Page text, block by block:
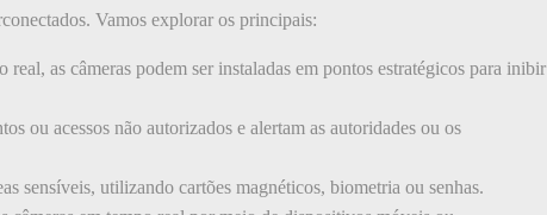
Vamos explorar os principais:
as câmeras podem ser instaladas em pontos estratégicos para inibir
ou acessos não autorizados e alertam as autoridades ou os
sensíveis, utilizando cartões magnéticos, biometria ou senhas.